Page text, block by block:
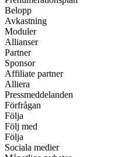
Belopp
Avkastning
Moduler
Allianser
Partner
Sponsor
Affiliate partner
Alliera
Pressmeddelanden
Förfrågan
Följa
Följ med
Följa
Sociala medier